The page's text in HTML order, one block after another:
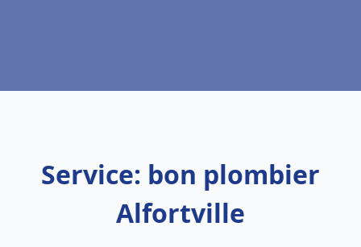
Service: bon plombier
Alfortville